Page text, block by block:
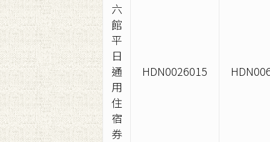
六
館
平
日
通
用
住
宿
券
HDN0026015